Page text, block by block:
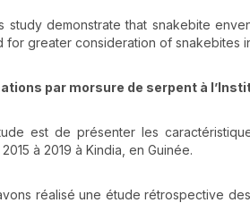
study demonstrate that snakebite
for greater consideration of snakebites
par morsure de serpent à
est de présenter les
à 2019 à Kindia, en Guinée.
réalisé une étude rétrospective